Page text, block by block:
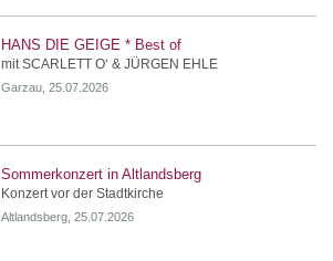
HANS DIE GEIGE * Best of
mit SCARLETT O‘ & JÜRGEN EHLE
Garzau, 25.07.2026
Sommerkonzert in Altlandsberg
Konzert vor der Stadtkirche
Altlandsberg, 25.07.2026